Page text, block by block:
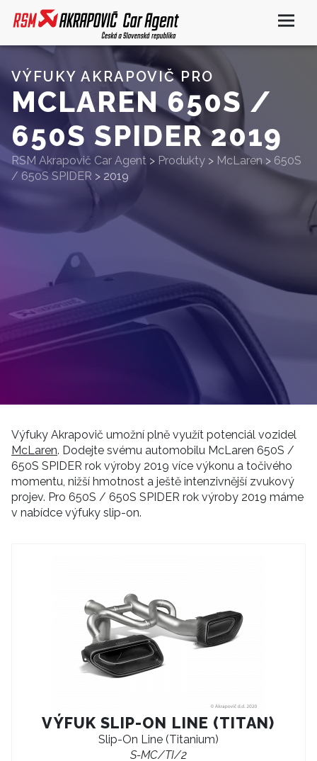
VÝFUKY AKRAPOVIČ PRO
MCLAREN 650S /
650S SPIDER 2019
RSM Akrapovič Car Agent > Produkty > McLaren > 650S
/ 650S SPIDER > 2019
Výfuky Akrapovič umožní plně využít potenciál vozidel
McLaren. Dodejte svému automobilu McLaren 650S /
650S SPIDER rok výroby 2019 více výkonu a točivého
momentu, nižší hmotnost a ještě intenzivnější zvukový
projev. Pro 650S / 650S SPIDER rok výroby 2019 máme
v nabídce výfuky slip-on.
VÝFUK SLIP-ON LINE (TITAN)
Slip-On Line (Titanium)
S-MC/TI/2